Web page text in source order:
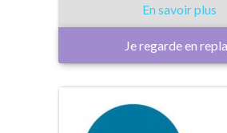
Je regarde en